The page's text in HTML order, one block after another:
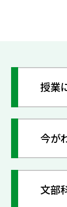
授業
今が
文部